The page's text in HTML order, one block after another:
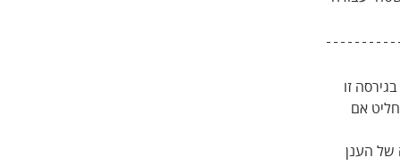
זו
אם
של הענן